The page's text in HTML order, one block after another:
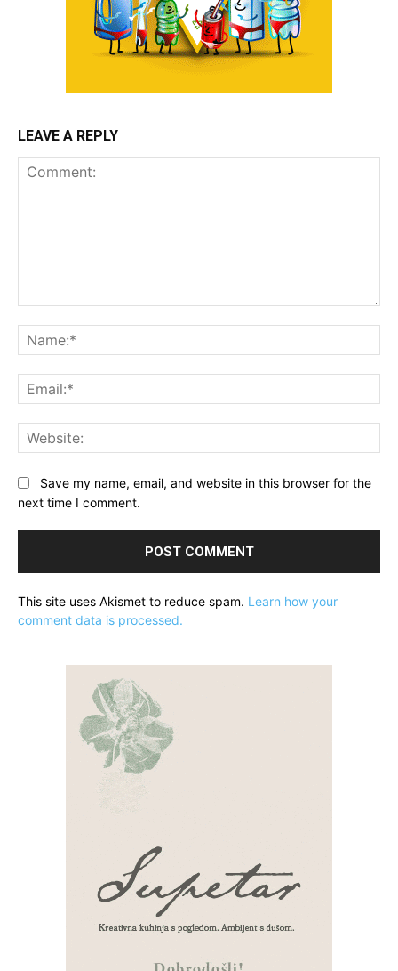
LEAVE A REPLY
Save my name, email, and website in this browser for the
next time I comment.
This site uses Akismet to reduce spam. Learn how your
comment data is processed.